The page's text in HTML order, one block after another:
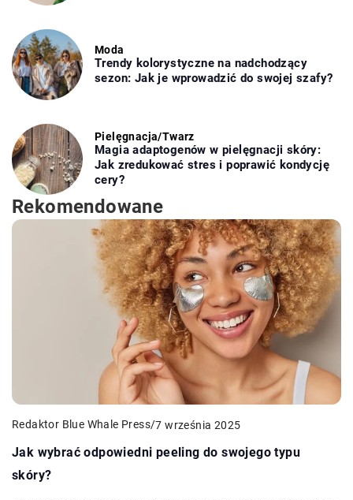
Moda
Trendy kolorystyczne na nadchodzący
sezon: Jak je wprowadzić do swojej szafy?
Pielęgnacja/Twarz
Magia adaptogenów w pielęgnacji skóry:
Jak zredukować stres i poprawić kondycję
cery?
Rekomendowane
Redaktor Blue Whale Press/7 września 2025
Jak wybrać odpowiedni peeling do swojego typu
skóry?